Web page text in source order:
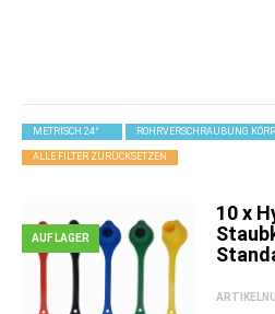
METRISCH 24° ROHRVERSCHRAUBUNG
ALLE FILTER ZURÜCKSETZEN
AUF LAGER
10 x